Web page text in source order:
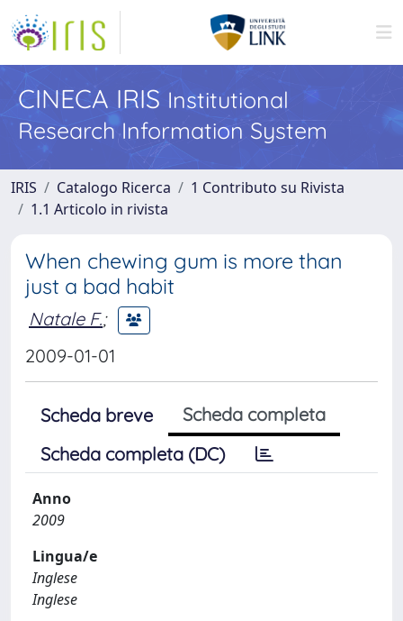
CINECA IRIS Institutional
Research Information System
IRIS Catalogo Ricerca
1 Contributo su Rivista
1.1 Articolo in rivista
When chewing gum is more than
just a bad habit
Natale F.;
2009-01-01
Scheda breve
Scheda completa
Scheda completa (DC)
Anno
2009
Lingua/e
Inglese
Inglese